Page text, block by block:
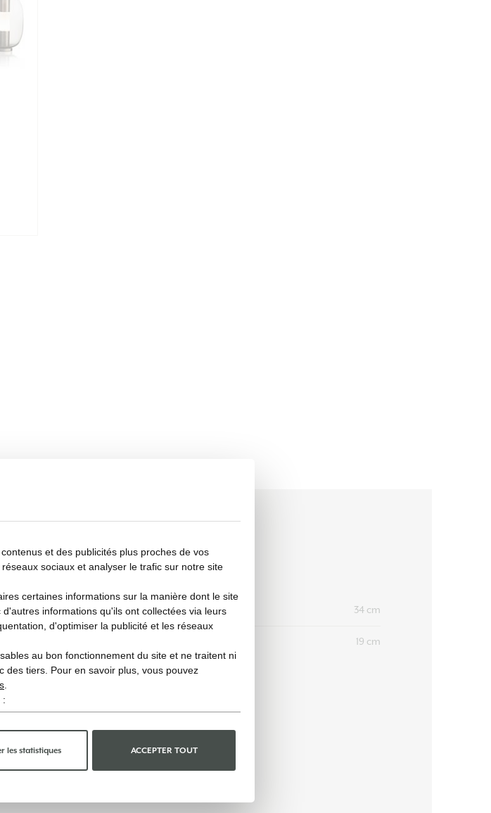
HAUTEUR 34 cm
19 cm
et des publicités plus proches de vos
sociaux et analyser le trafic sur notre site
certaines informations sur la manière dont le site
informations qu'ils ont collectées via leurs
d'optimiser la publicité et les réseaux
au bon fonctionnement du site et ne traitent ni
des tiers. Pour en savoir plus, vous pouvez
.
:
les statistiques ACCEPTER TOUT